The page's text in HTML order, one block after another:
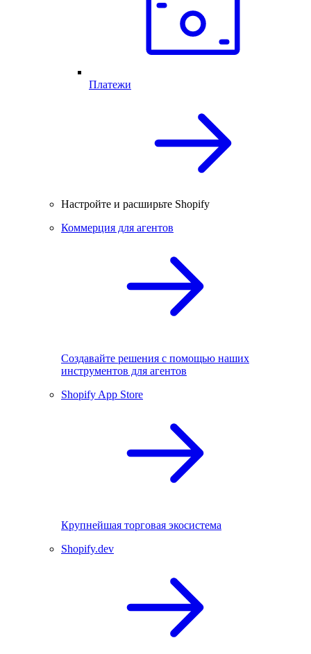
Платежи
Настройте и расширьте Shopify
Коммерция для агентов
Создавайте решения с помощью наших
инструментов для агентов
Shopify App Store
Крупнейшая торговая экосистема
Shopify.dev